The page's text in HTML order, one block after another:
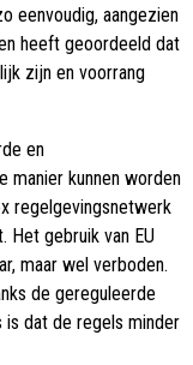
eenvoudig, aangezien
heeft geoordeeld dat
zijn en voorrang
en
manier kunnen worden
regelgevingsnetwerk
Het gebruik van EU
maar wel verboden.
de gereguleerde
is dat de regels minder